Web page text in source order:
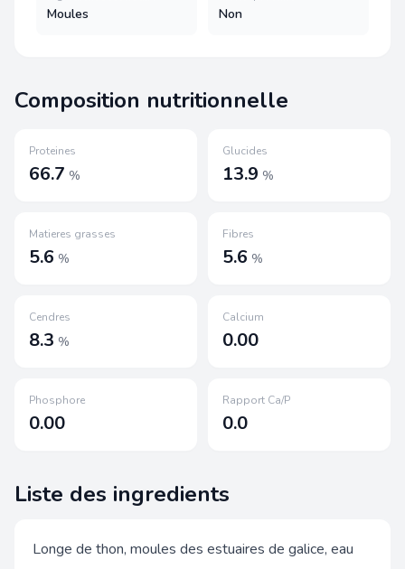
Moules Non
Composition nutritionnelle
Proteines
66.7 %
Glucides
13.9 %
Matieres grasses
5.6 %
Fibres
5.6 %
Cendres
8.3 %
Calcium
0.00
Phosphore
0.00
Rapport Ca/P
0.0
Liste des ingredients
Longe de thon, moules des estuaires de galice, eau